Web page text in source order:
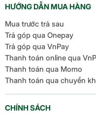
HƯỚNG DẪN MUA HÀNG
Mua trước trả sau
Trả góp qua Onepay
Trả góp qua VnPay
Thanh toán online qua
Thanh toán qua Momo
Thanh toán qua chuyển
CHÍNH SÁCH